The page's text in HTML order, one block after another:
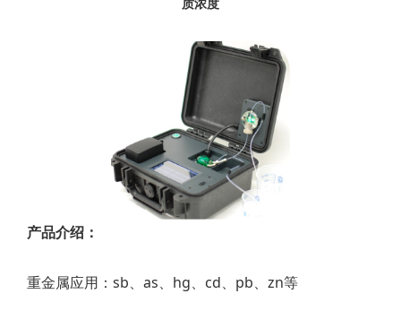
产品介绍：
重金属应用：sb、as、hg、cd、pb、zn等